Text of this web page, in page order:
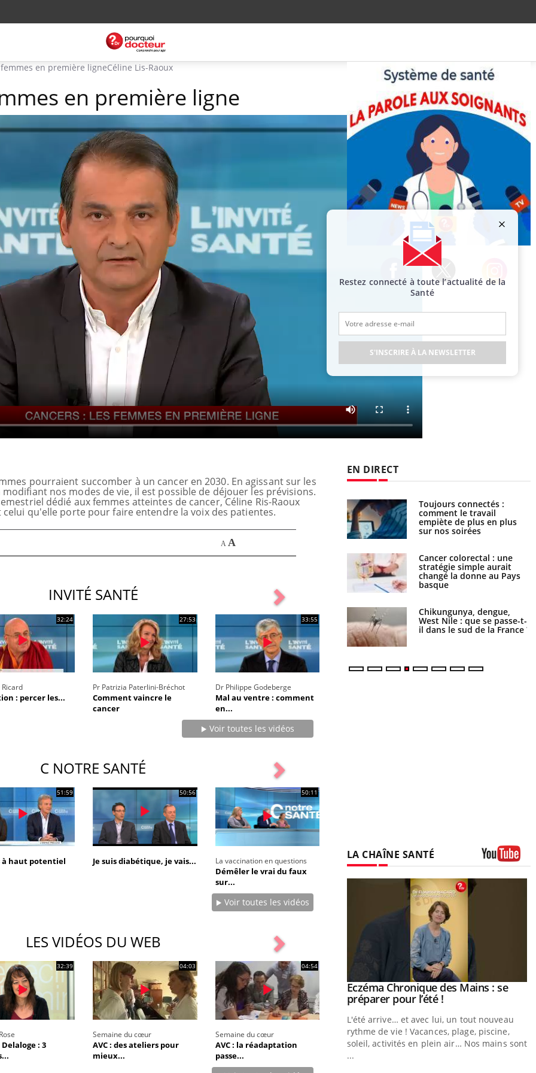
en première ligneCéline Lis-Raoux
en première ligne
pourraient succomber à un cancer en 2030. En agissant sur les
nos modes de vie, il est possible de déjouer les prévisions.
dédié aux femmes atteintes de cancer, Céline Ris-Raoux
qu'elle porte pour faire entendre la voix des patientes.
A A
INVITÉ SANTÉ
32:24
: percer les...
27:53
Pr Patrizia Paterlini-Bréchot
Comment vaincre le
cancer
33:55
Dr Philippe Godeberge
Mal au ventre : comment
en...
Voir toutes les vidéos
C NOTRE SANTÉ
51:59
à haut potentiel
50:56
Je suis diabétique, je vais...
50:11
La vaccination en questions
Démêler le vrai du faux
sur...
Voir toutes les vidéos
LES VIDÉOS DU WEB
32:39
: 3
04:03
Semaine du cœur
AVC : des ateliers pour
mieux...
04:54
Semaine du cœur
AVC : la réadaptation
passe...
Facebook Twitter
EN DIRECT
Mortalité infantile : un
rapport s’interroge sur son
taux élevé en France
Grossesse à risque : ce jus
écrans en vacances ?
Toujours connectés :
comment le travail
empiète de plus en plus
sur nos soirées
Cancer colorectal : une
stratégie simple aurait
changé la donne au Pays
basque
Chikungunya, dengue,
West Nile : que se passe-t-
il dans le sud de la France ?
Les médicaments GLP-1
protègent-ils aussi les os ?
Cytomégalovirus : ce qui
change dans la prise en
charge des femmes
enceintes
La sieste empêche-t-elle de
dormir la nuit ?
LA CHAÎNE SANTÉ
& Charge mentale : et si on
en parler?? Youtube
l'insuline dans le diabète de type 2
d'idées reçues chez les
comme parfois chez les soignants.
Youtube
Eczéma Chronique des Mains : se
préparer pour l’été !Youtube
L'été arrive… et avec lui, un tout nouveau
rythme de vie ! Vacances, plage, piscine,
soleil, activités en plein air… Nos mains sont
...
Restez connecté à toute l’actualité de la
Santé
S'INSCRIRE À LA NEWSLETTER